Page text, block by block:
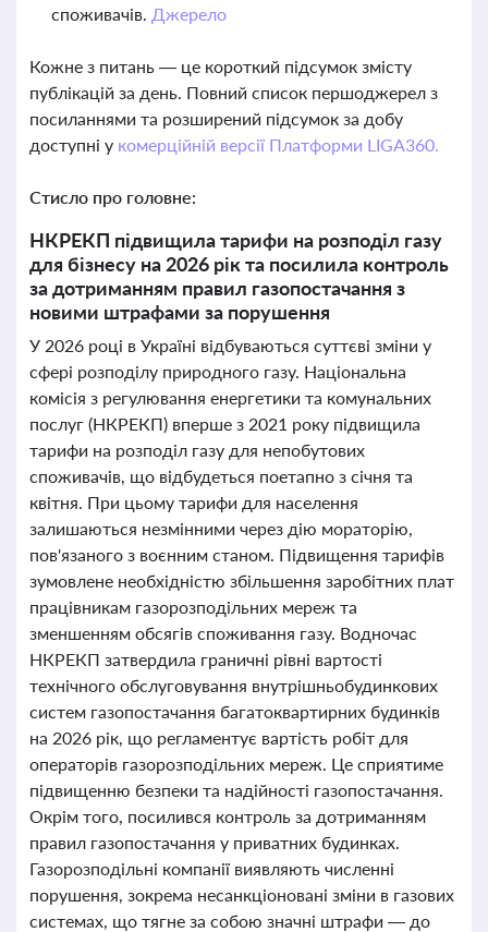
споживачів. Джерело
Кожне з питань — це короткий підсумок змісту
публікацій за день. Повний список першоджерел з
посиланнями та розширений підсумок за добу
доступні у комерційній версії Платформи LIGA360.
Стисло про головне:
НКРЕКП підвищила тарифи на розподіл газу
для бізнесу на 2026 рік та посилила контроль
за дотриманням правил газопостачання з
новими штрафами за порушення
У 2026 році в Україні відбуваються суттєві зміни у
сфері розподілу природного газу. Національна
комісія з регулювання енергетики та комунальних
послуг (НКРЕКП) вперше з 2021 року підвищила
тарифи на розподіл газу для непобутових
споживачів, що відбудеться поетапно з січня та
квітня. При цьому тарифи для населення
залишаються незмінними через дію мораторію,
пов'язаного з воєнним станом. Підвищення тарифів
зумовлене необхідністю збільшення заробітних плат
працівникам газорозподільних мереж та
зменшенням обсягів споживання газу. Водночас
НКРЕКП затвердила граничні рівні вартості
технічного обслуговування внутрішньобудинкових
систем газопостачання багатоквартирних будинків
на 2026 рік, що регламентує вартість робіт для
операторів газорозподільних мереж. Це сприятиме
підвищенню безпеки та надійності газопостачання.
Окрім того, посилився контроль за дотриманням
правил газопостачання у приватних будинках.
Газорозподільні компанії виявляють численні
порушення, зокрема несанкціоновані зміни в газових
системах, що тягне за собою значні штрафи — до